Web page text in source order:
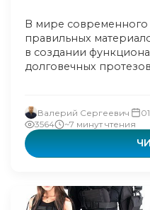
В мире
правильных
в создании
долговечных
Валерий Сергеевич
3564
~7 минут чтения